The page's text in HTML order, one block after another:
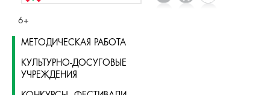
6+
МЕТОДИЧЕСКАЯ РАБОТА
КУЛЬТУРНО-ДОСУГОВЫЕ
УЧРЕЖДЕНИЯ